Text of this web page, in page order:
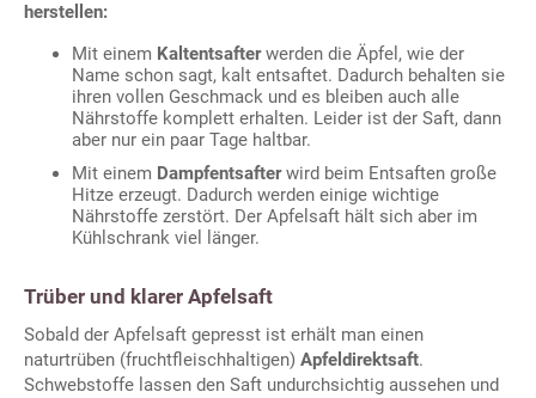
herstellen:
Mit einem Kaltentsafterwerden die Äpfel, wie der
Name schon sagt, kalt entsaftet. Dadurch behalten sie
ihren vollen Geschmack und es bleiben auch alle
Nährstoffe komplett erhalten. Leider ist der Saft, dann
aber nur ein paar Tage haltbar.
Mit einem Dampfentsafterwird beim Entsaften große
Hitze erzeugt. Dadurch werden einige wichtige
Nährstoffe zerstört. Der Apfelsaft hält sich aber im
Kühlschrank viel länger.
Trüber und klarer Apfelsaft
Sobald der Apfelsaft gepresst ist erhält man einen
naturtrüben (fruchtfleischhaltigen) Apfeldirektsaft.
Schwebstoffe lassen den Saft undurchsichtig aussehen und